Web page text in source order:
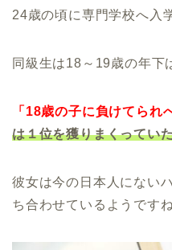
24歳の頃に専門学校へ入
同級生は18～19歳の年下
「18歳の子に負けてられ
は１位を獲りまくってい
彼女は今の日本人にない
ち合わせているようですね